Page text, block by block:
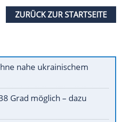
ZURÜCK ZUR STARTSEITE
nahe ukrainischem
Grad möglich – dazu